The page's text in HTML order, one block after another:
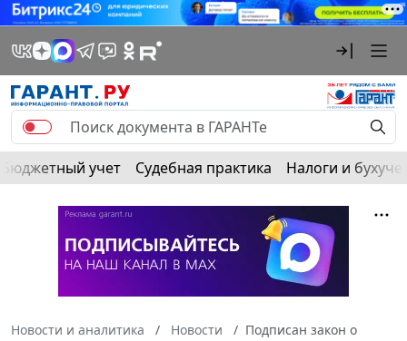
Бюджетный учет Судебная практика Налоги и
Новости и аналитика Новости
Подписан закон о